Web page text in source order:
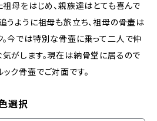
祖母をはじめ、親族達はとても喜んで
うように祖母も旅立ち、祖母の骨壷は
今では特別な骨壷に乗って二人で仲
がします。現在は納骨堂に居るので
ク骨壷でご対面です。
選択